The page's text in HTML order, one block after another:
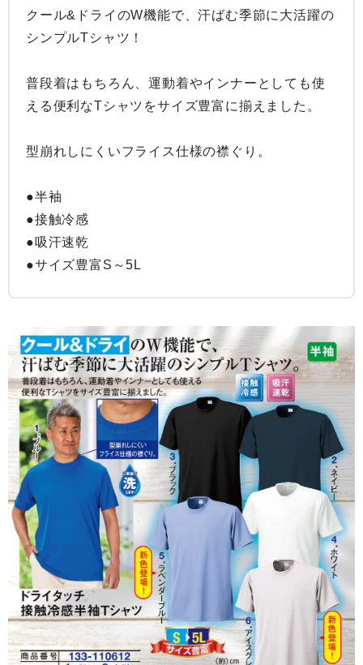
クール&ドライのW機能で、汗ばむ季節に大活躍の
シンプルTシャツ！
普段着はもちろん、運動着やインナーとしても使
える便利なTシャツをサイズ豊富に揃えました。
型崩れしにくいフライス仕様の襟ぐり。
●半袖
●接触冷感
●吸汗速乾
●サイズ豊富S～5L